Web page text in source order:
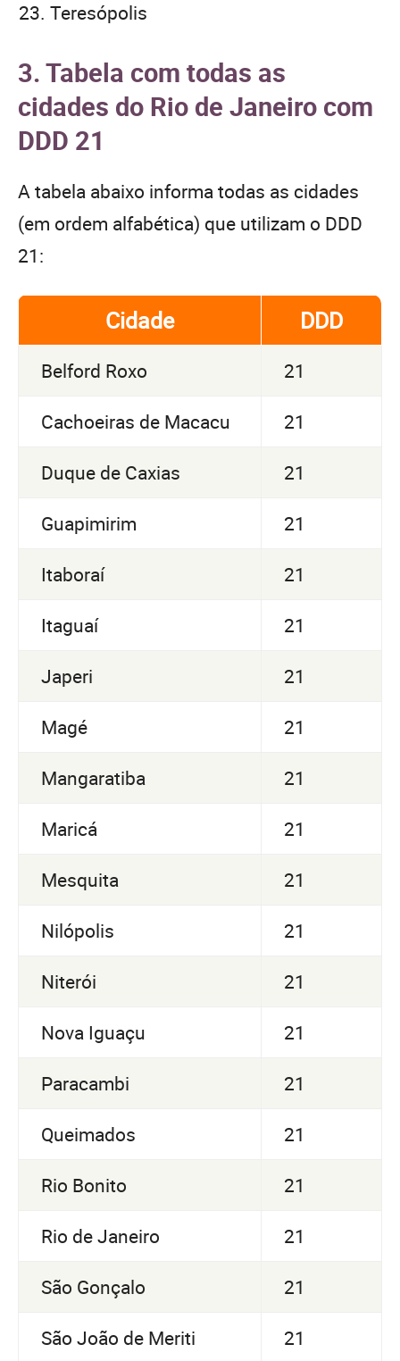
Teresópolis
3. Tabela com todas as
cidades do Rio de Janeiro com
DDD 21
A tabela abaixo informa todas as cidades
(em ordem alfabética) que utilizam o DDD
21:
Cidade DDD
Belford Roxo 21
Cachoeiras de Macacu 21
Duque de Caxias 21
Guapimirim 21
Itaboraí 21
Itaguaí 21
Japeri 21
Magé 21
Mangaratiba 21
Maricá 21
Mesquita 21
Nilópolis 21
Niterói 21
Nova Iguaçu 21
Paracambi 21
Queimados 21
Rio Bonito 21
Rio de Janeiro 21
São Gonçalo 21
São João de Meriti 21